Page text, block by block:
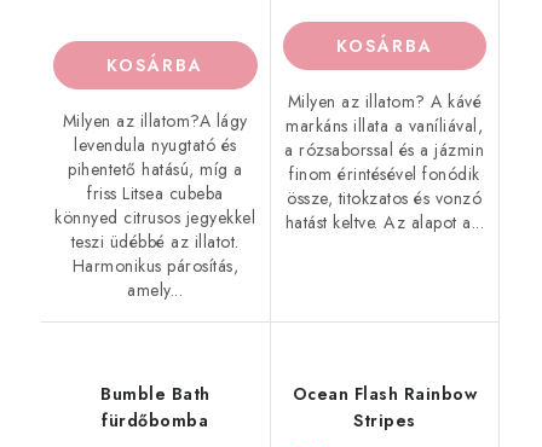
KOSÁRBA
Milyen az illatom?A lágy
levendula nyugtató és
pihentető hatású, míg a
friss Litsea cubeba
könnyed citrusos jegyekkel
teszi üdébbé az illatot.
Harmonikus párosítás,
amely...
KOSÁRBA
Milyen az illatom? A kávé
markáns illata a vaníliával,
a rózsaborssal és a jázmin
finom érintésével fonódik
össze, titokzatos és vonzó
hatást keltve. Az alapot a...
Bumble Bath
fürdőbomba
Ocean Flash Rainbow
Stripes